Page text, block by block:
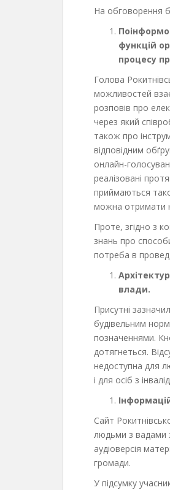
На обговорення
функцій
процесу
Голова
можливостей
розповів про
через який
також про
відповідним
онлайн-
реалізовані
приймаються
можна отримати
Проте, згідно з
знань про
потреба в
влади.
Присутні
будівельним
позначеннями.
дотягнеться.
недоступна для
і для осіб з
Сайт
людьми з вадами
аудіоверсія
громади.
У підсумку